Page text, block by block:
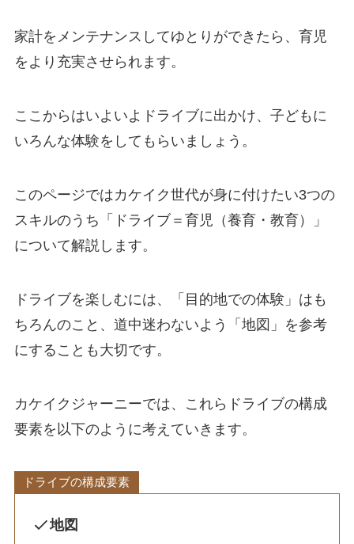
家計をメンテナンスしてゆとりができたら、育児
をより充実させられます。
ここからはいよいよドライブに出かけ、子どもに
いろんな体験をしてもらいましょう。
このページではカケイク世代が身に付けたい3つの
スキルのうち「ドライブ＝育児（養育・教育）」
について解説します。
ドライブを楽しむには、「目的地での体験」はも
ちろんのこと、道中迷わないよう「地図」を参考
にすることも大切です。
カケイクジャーニーでは、これらドライブの構成
要素を以下のように考えていきます。
ドライブの構成要素
地図